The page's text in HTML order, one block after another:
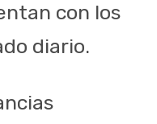
con los
diario.